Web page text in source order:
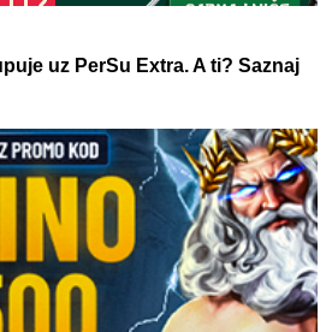
uz PerSu Extra. A ti? Saznaj